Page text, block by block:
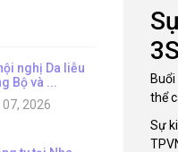
nghị Da liễu
Bộ và ...
2026
thể
Sự